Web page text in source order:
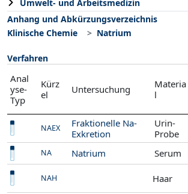
Umwelt- und Arbeitsmedizin
Anhang und Abkürzungsverzeichnis
Klinische Chemie
Natrium
Verfahren
Anal
yse-
Typ
Kürz
el
Untersuchung
Materia
l
NAEX
Fraktionelle Na-
Exkretion
Urin-
Probe
NA Natrium Serum
NAH Haar